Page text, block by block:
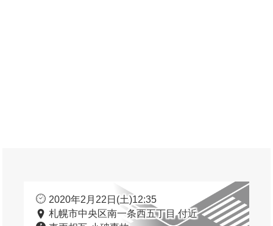
2020年2月22日(土)12:35
札幌市中央区南一条西五丁目 付近